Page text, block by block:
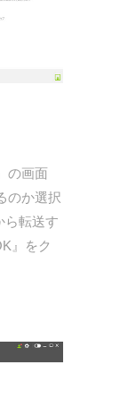
の画面
のか選択
ら転送す
』をク